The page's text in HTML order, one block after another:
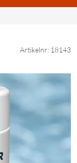
Artikelnr: 18143